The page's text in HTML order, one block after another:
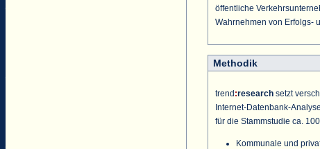
öffentliche
Wahrnehmen von Erfolgs-
Methodik
trend :research setzt
Internet-Datenbank-
für die Stammstudie ca.
Kommunale und